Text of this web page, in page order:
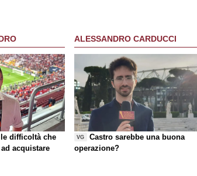
difficoltà che
acquistare
ALESSANDRO CARDUCCI
VG
Castro sarebbe una buona
operazione?